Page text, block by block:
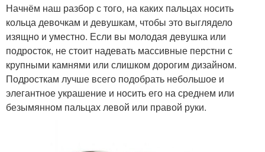
Начнём наш разбор с того, на каких пальцах носить
кольца девочкам и девушкам, чтобы это выглядело
изящно и уместно. Если вы молодая девушка или
подросток, не стоит надевать массивные перстни с
крупными камнями или слишком дорогим дизайном.
Подросткам лучше всего подобрать небольшое и
элегантное украшение и носить его на среднем или
безымянном пальцах левой или правой руки.